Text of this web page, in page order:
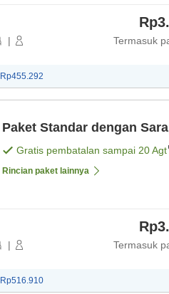
| Termasuk
Rp455.292
Paket Standar dengan
Gratis pembatalan sampai 20 Agt
Rincian paket lainnya
| Termasuk
Rp516.910